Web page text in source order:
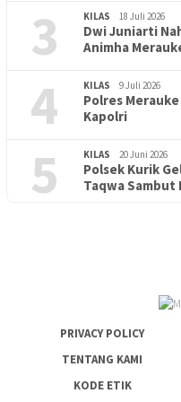
3 KILAS 18 Juli 2026
Dwi Juniarti
Animha
4 KILAS 9 Juli 2026
Polres
Kapolri
5 KILAS 20 Juni 2026
Polsek Kurik
Taqwa Sambut
PENDIDIKAN 18 Juni 2026
Lepas Puluhan Peserta
PRIVACY POLICY
TENTANG KAMI
KODE ETIK